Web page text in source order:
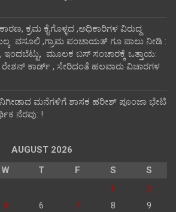
ಕ್ರಮ ಕೈಗೊಳ್ಳದ ,ಅಧಿಕಾರಿಗಳ ವಿರುದ್ದ
ವಸೂಲಿ ,ಗ್ರಾಮ ಪಂಚಾಯತ್ ಗೂ ಪಾಲು ನೀಡಿ :
ಇಂದಬೆಟ್ಟು, ಮೂಲಕ ಬಸ್ ಸಂಚಾರಕ್ಕೆ ಒತ್ತಾಯ:
ಕಾರ್ಡ್ , ಸೇರಿದಂತೆ ಹಲವಾರು ವಿಚಾರಗಳ
ಮನೆಗಳಿಗೆ ಶಾಸಕ ಹರೀಶ್ ಪೂಂಜಾ ಭೇಟಿ
ನೆರವು: !
AUGUST 2026
W T F S S
1
2
5 6 7 8
9